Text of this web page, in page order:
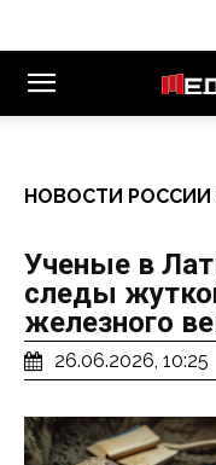
НОВОСТИ РОССИИ
Ученые в
следы
железного
26.06.2026, 10:25